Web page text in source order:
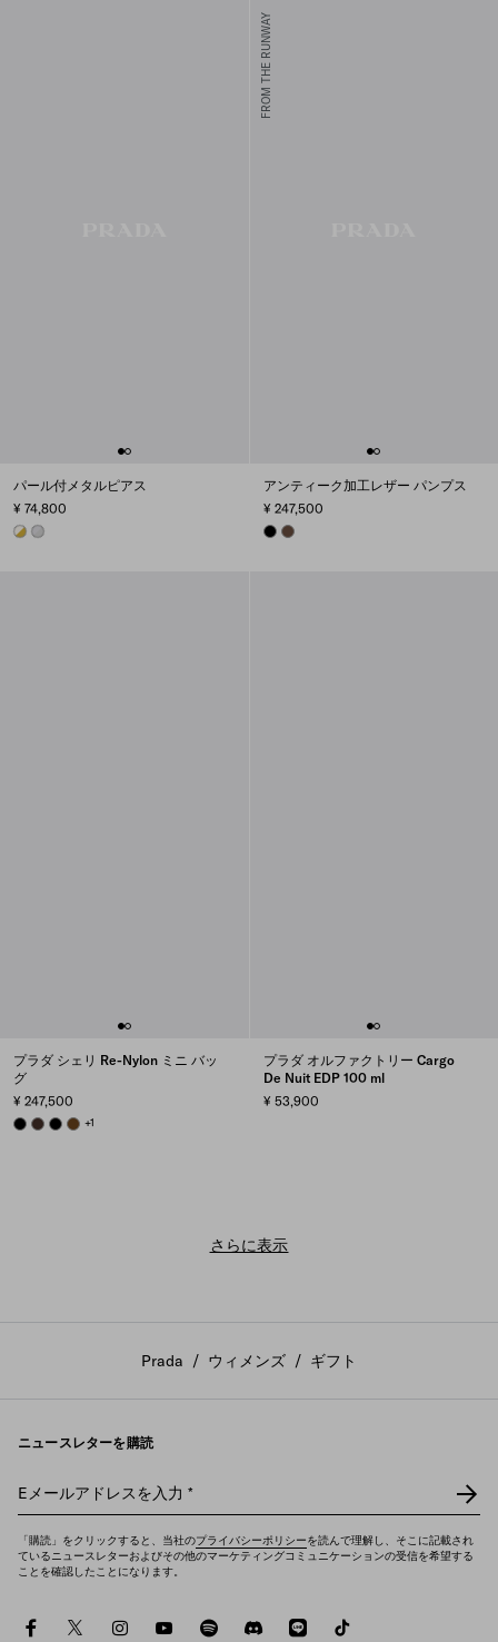
パール付メタルピアス
¥ 74,800
GOLD/PEARL
STEEL/PEARL
FROM THE RUNWAY
アンティーク加工レザー パンプス
¥ 247,500
BLACKCOCOA BROWN
プラダ シェリ Re-Nylon ミニ バッ
グ
¥ 247,500
BLACKSIENNA
BLACKBRANDY
+1
プラダ オルファクトリー Cargo
De Nuit EDP 100 ml
¥ 53,900
さらに表示
Prada / ウィメンズ / ギフト
ニュースレターを購読
Eメールアドレスを入力 *
「購読」をクリックすると、当社のプライバシーポリシーを読んで理解し、そこに記載され
ているニュースレターおよびその他のマーケティングコミュニケーションの受信を希望する
ことを確認したことになります。
facebooktwitterinstagramyoutubespotifydiscord
line